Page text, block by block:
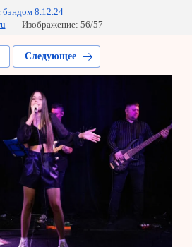
бэндом 8.12.24
Изображение: 56/57
Следующее